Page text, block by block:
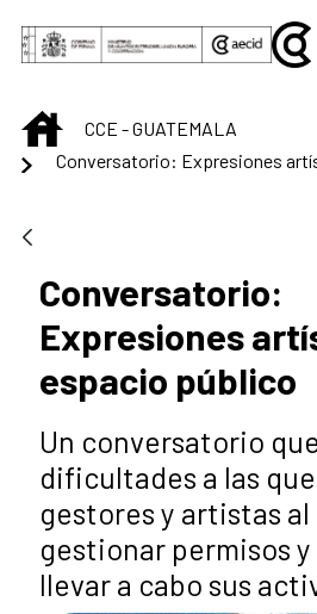
Saltar al contenido principal
INICIOCCE - GUATEMALA
Conversatorio:
Expresiones
espacio público
Un conversatorio
dificultades a las
gestores y artistas
gestionar permisos
llevar a cabo sus